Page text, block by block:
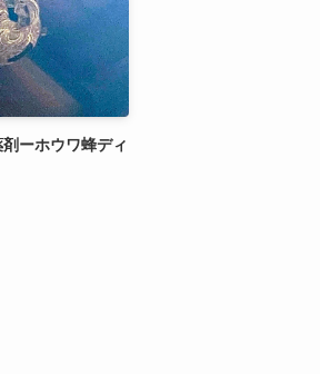
ーホウワ蜂ディ